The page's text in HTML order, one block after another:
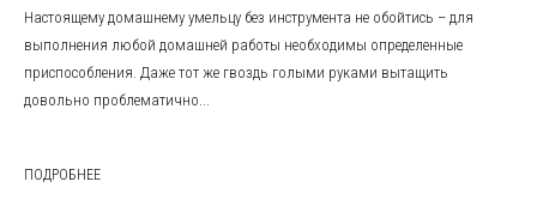
Настоящему домашнему умельцу без инструмента не обойтись – для
выполнения любой домашней работы необходимы определенные
приспособления. Даже тот же гвоздь голыми руками вытащить
довольно проблематично...
ПОДРОБНЕЕ